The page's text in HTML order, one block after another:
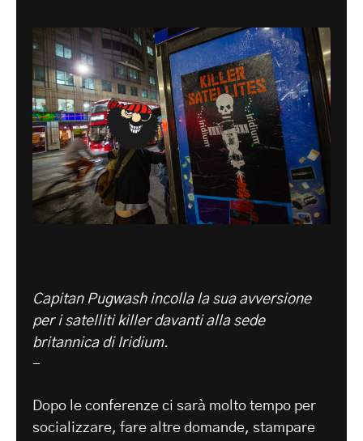
Capitan Pugwash incolla la sua avversione
per i satelliti killer davanti alla sede
britannica di Iridium.
-
Dopo le conferenze ci sarà molto tempo per
socializzare, fare altre domande, stampare